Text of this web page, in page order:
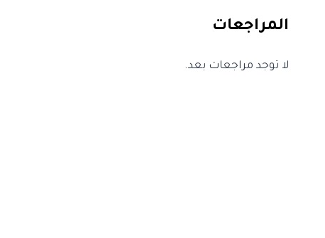
المراجعات
لا توجد مراجعات بعد.